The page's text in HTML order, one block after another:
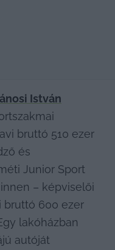
István
bruttó 510 ezer
és
Junior Sport
– képviselői
bruttó 600 ezer
lakóházban
autóját